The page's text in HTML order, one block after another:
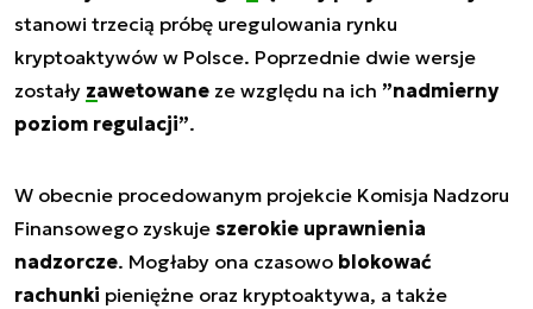
stanowi trzecią próbę uregulowania rynku
kryptoaktywów w Polsce. Poprzednie dwie wersje
zostały zawetowane ze względu na ich ”nadmierny
poziom regulacji”.
W obecnie procedowanym projekcie Komisja Nadzoru
Finansowego zyskuje szerokie uprawnienia
nadzorcze. Mogłaby ona czasowo blokować
rachunki pieniężne oraz kryptoaktywa, a także